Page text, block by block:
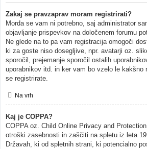
Zakaj se pravzaprav moram registrirati?
Morda se vam ni potrebno, saj administrator
objavljanje prispevkov na določenem forumu
Ne glede na to pa vam registracija omogoči
ki za goste niso dosegljive, npr. avatarji oz.
sporočil, prejemanje sporočil ostalih
uporabnikov itd. in ker vam bo vzelo le kakšno
se registrirate.
Na vrh
Kaj je COPPA?
COPPA oz. Child Online Privacy and
otroški zasebnosti in zaščiti na spletu iz leta
Državah, ki od spletnih strani, ki potencialno